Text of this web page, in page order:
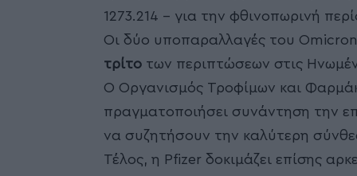
1273.214 – για την φθινοπωρινή
Οι δύο υποπαραλλαγές του Omicron
τρίτο των περιπτώσεων στις
Ο Οργανισμός Τροφίμων και
πραγματοποιήσει συνάντηση την
να συζητήσουν την καλύτερη
Τέλος, η Pfizer δοκιμάζει επίσης